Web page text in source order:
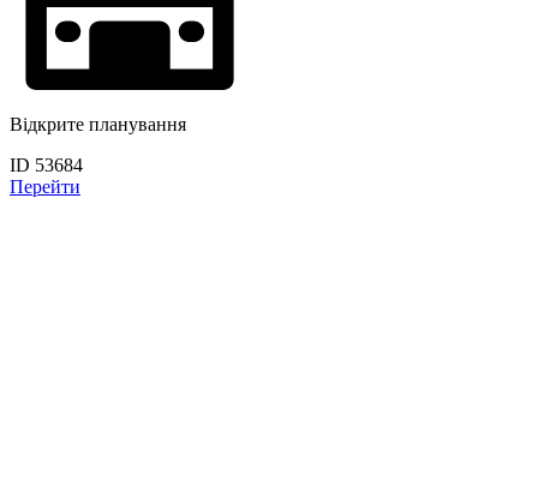
Відкрите планування
ID 53684
Перейти